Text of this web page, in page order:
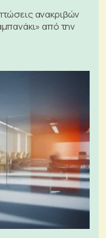
ανακριβών
από την